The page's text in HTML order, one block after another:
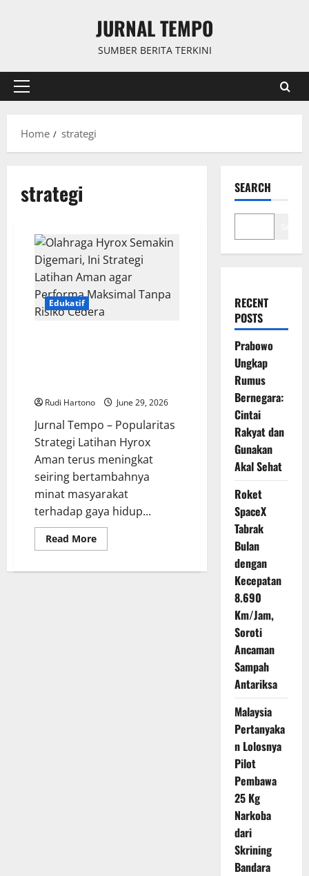
JURNAL TEMPO
SUMBER BERITA TERKINI
Primary
Home
strategi
strategi
Edukatif
Rudi Hartono June 29, 2026
Jurnal Tempo – Popularitas
Strategi Latihan Hyrox
Aman terus meningkat
seiring bertambahnya
minat masyarakat
terhadap gaya hidup...
Read MoreRead
more
Hyrox
SEARCH
RECENT
POSTS
Prabowo
Ungkap
Rumus
Bernegara:
Cintai
Rakyat dan
Gunakan
Akal Sehat
Roket
SpaceX
Tabrak
Bulan
dengan
Kecepatan
8.690
Km/Jam,
Soroti
Ancaman
Sampah
Antariksa
Malaysia
Pertanyaka
n Lolosnya
Pilot
Pembawa
25 Kg
Narkoba
dari
Skrining
Bandara